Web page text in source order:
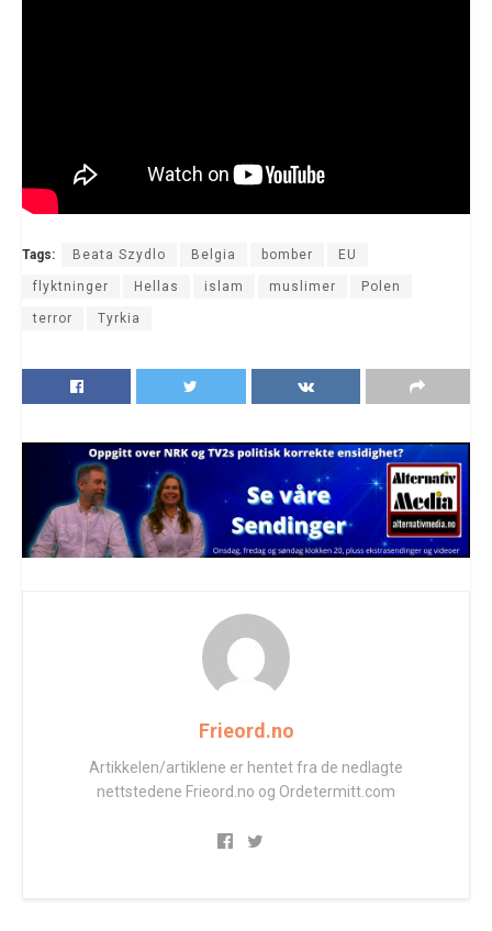
Tags: Beata Szydlo Belgia bomber EU
flyktninger Hellas islam muslimer Polen
terror Tyrkia
Frieord.no
Artikkelen/artiklene er hentet fra de nedlagte
nettstedene Frieord.no og Ordetermitt.com